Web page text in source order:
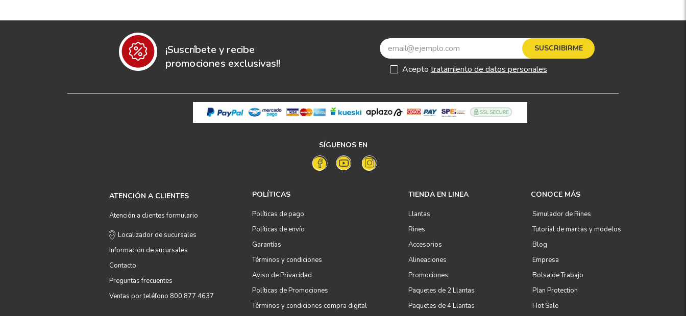
¡Suscríbete y recibe
promociones exclusivas!!
SUSCRIBIRME
Acepto tratamiento de datos personales
SÍGUENOS EN
ATENCIÓN A CLIENTES
Atención a clientes formulario
Localizador de sucursales
Información de sucursales
Contacto
Preguntas frecuentes
Ventas por teléfono 800 877 4637
POLÍTICAS
Políticas de pago
Políticas de envío
Garantías
Términos y condiciones
Aviso de Privacidad
Políticas de Promociones
Términos y condiciones compra digital
TIENDA EN LINEA
Llantas
Rines
Accesorios
Alineaciones
Promociones
Paquetes de 2 Llantas
Paquetes de 4 Llantas
CONOCE MÁS
Simulador de Rines
Tutorial de marcas y modelos
Blog
Empresa
Bolsa de Trabajo
Plan Protection
Hot Sale